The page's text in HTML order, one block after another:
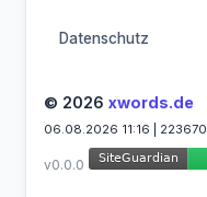
Datenschutz
© 2026 xwords.de
06.08.2026 11:16 | 223670
v0.0.0